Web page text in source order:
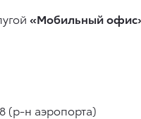
«Мобильный
(р-н аэропорта)